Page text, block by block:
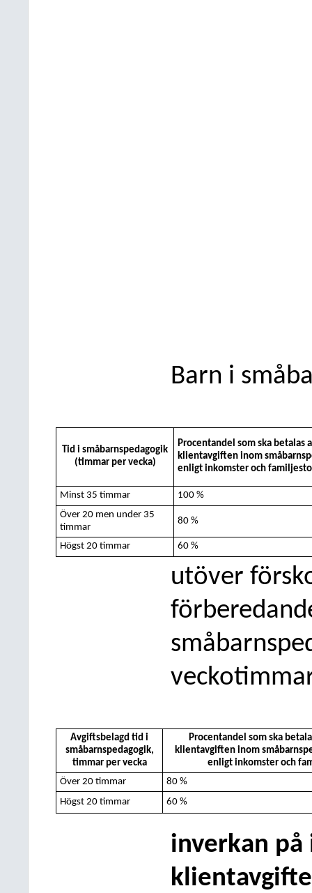
Barn i
Tid i småbarnspedagogik
(timmar per vecka)
Procentandel som ska betalas
klientavgiften inom
enligt inkomster och
Minst 35 timmar
100 %
Över 20 men under 35
timmar
80 %
Högst 20 timmar 60 %
utöver
Avgiftsbelagd tid i
småbarnspedagogik,
timmar per vecka
Procentandel som ska
klientavgiften inom
enligt inkomster och
Över 20 timmar
80 %
Högst 20 timmar
60 %
inverkan